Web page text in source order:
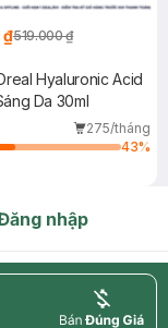
₫519.000 ₫
Hyaluronic Acid
Da 30ml
275/tháng
43%
nhập